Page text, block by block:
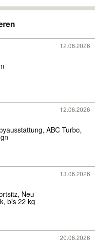
12.06.2026
12.06.2026
ABC Turbo,
13.06.2026
Neu
bis 22 kg
20.06.2026